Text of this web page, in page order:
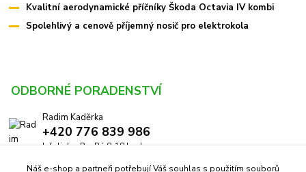
Kvalitní aerodynamické příčníky Škoda Octavia IV kombi
Spolehlivý a cenově příjemný nosič pro elektrokola
ODBORNÉ PORADENSTVÍ
Radim Kaděrka
+420 776 839 986
Infolinka: Po-Pá 8-18 hod.
Náš e-shop a partneři potřebují Váš souhlas s použitím souborů